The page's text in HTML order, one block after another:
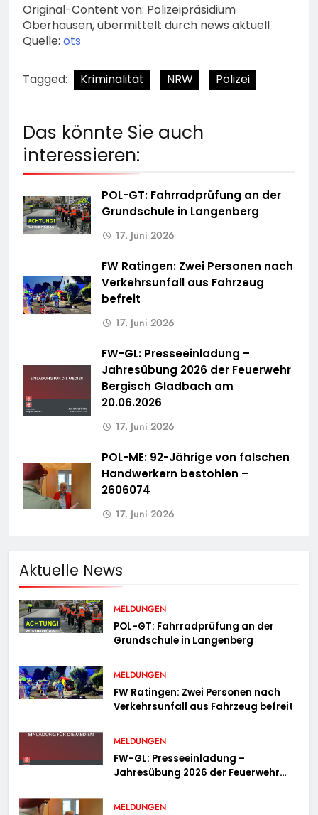
Original-Content von: Polizeipräsidium
Oberhausen, übermittelt durch news aktuell
Quelle: ots
Tagged: Kriminalität NRW Polizei
Das könnte Sie auch
interessieren:
POL-GT: Fahrradprüfung an der
Grundschule in Langenberg
17. Juni 2026
FW Ratingen: Zwei Personen nach
Verkehrsunfall aus Fahrzeug
befreit
17. Juni 2026
FW-GL: Presseeinladung –
Jahresübung 2026 der Feuerwehr
Bergisch Gladbach am
20.06.2026
17. Juni 2026
POL-ME: 92-Jährige von falschen
Handwerkern bestohlen –
2606074
17. Juni 2026
Aktuelle News
MELDUNGEN
POL-GT: Fahrradprüfung an der
Grundschule in Langenberg
MELDUNGEN
FW Ratingen: Zwei Personen nach
Verkehrsunfall aus Fahrzeug befreit
MELDUNGEN
FW-GL: Presseeinladung –
Jahresübung 2026 der Feuerwehr
MELDUNGEN